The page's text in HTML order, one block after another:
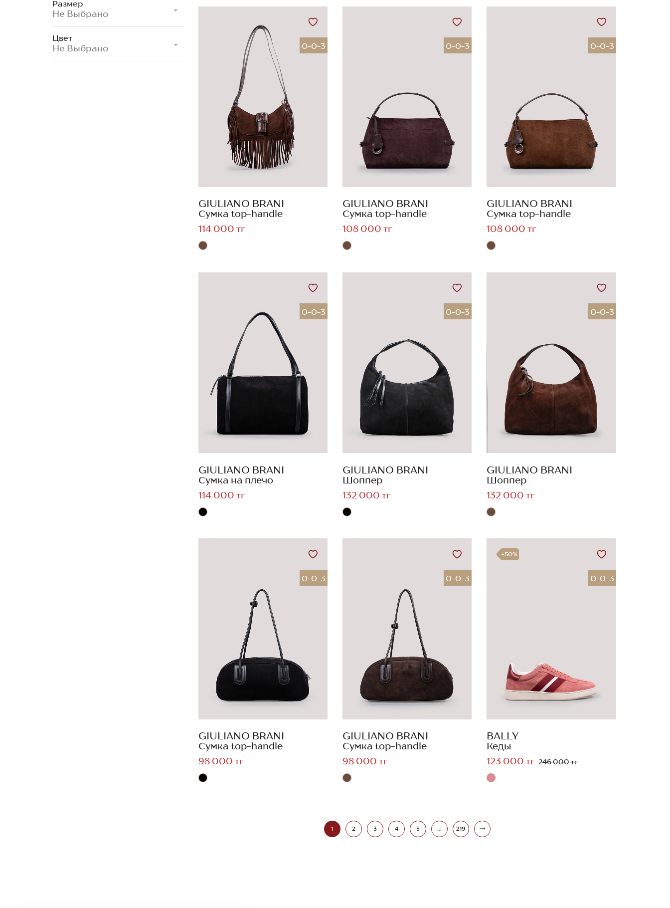
Размер
Не Выбрано
Цвет
Не Выбрано 0-0-3
GIULIANO BRANI
Сумка top-handle
114 000 тг
0-0-3
GIULIANO BRANI
Сумка top-handle
108 000 тг
0-0-3
GIULIANO BRANI
Сумка top-handle
108 000 тг
0-0-3
GIULIANO BRANI
Сумка на плечо
114 000 тг
0-0-3
GIULIANO BRANI
Шоппер
132 000 тг
0-0-3
GIULIANO BRANI
Шоппер
132 000 тг
0-0-3
GIULIANO BRANI
Сумка top-handle
98 000 тг
0-0-3
GIULIANO BRANI
Сумка top-handle
98 000 тг
-50%
0-0-3
BALLY
Кеды
123 000 тг 246 000 тг
1 2 3 4 5 219